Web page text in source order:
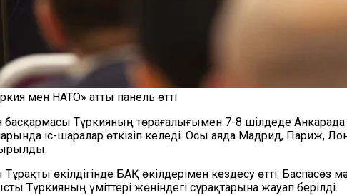
мен НАТО» атты панель өтті
Түркияның төрағалығымен 7-8 шілдеде
іс-шаралар өткізіп келеді. Осы аяда Мадрид, Париж,
өкілдігінде БАҚ өкілдерімен кездесу өтті. Баспасөз
Түркияның үміттері жөніндегі сұрақтарына жауап берілді.